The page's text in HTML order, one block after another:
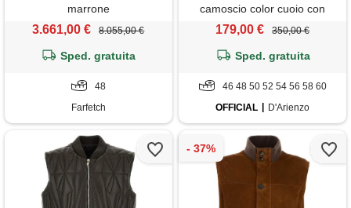
marrone
3.661,00 € 8.055,00 €
Sped. gratuita
48
Farfetch
camoscio color cuoio con
bottoni D'Arienzo
179,00 € 350,00 €
Sped. gratuita
46 48 50 52 54 56 58 60
OFFICIAL
D'Arienzo